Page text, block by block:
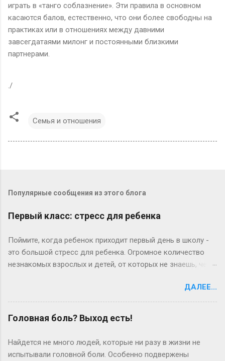
играть в «танго соблазнение». Эти правила в основном
касаются балов, естественно, что они более свободны на
практиках или в отношениях между давними
завсегдатаями милонг и постоянными близкими
партнерами.
./
Семья и отношения
Популярные сообщения из этого блога
Первый класс: стресс для ребенка
Поймите, когда ребенок приходит первый день в школу -
это большой стресс для ребенка. Огромное количество
незнакомых взрослых и детей, от которых не знаешь, чего
встает вопрос о дисциплине. Теперь ребенок поднимается
утром раньше, чем привык, ему надо умыться, одеться,
позавтракать. Это часто тяжелое испытание для
родителей. Если он долго копается по утрам и в результате
него: «Дорогой, ты так долго одеваешься по утрам, что мы
ДАЛЕЕ...
Головная боль? Выход есть!
Найдется не много людей, которые ни разу в жизни не
испытывали головной боли. Особенно подвержены